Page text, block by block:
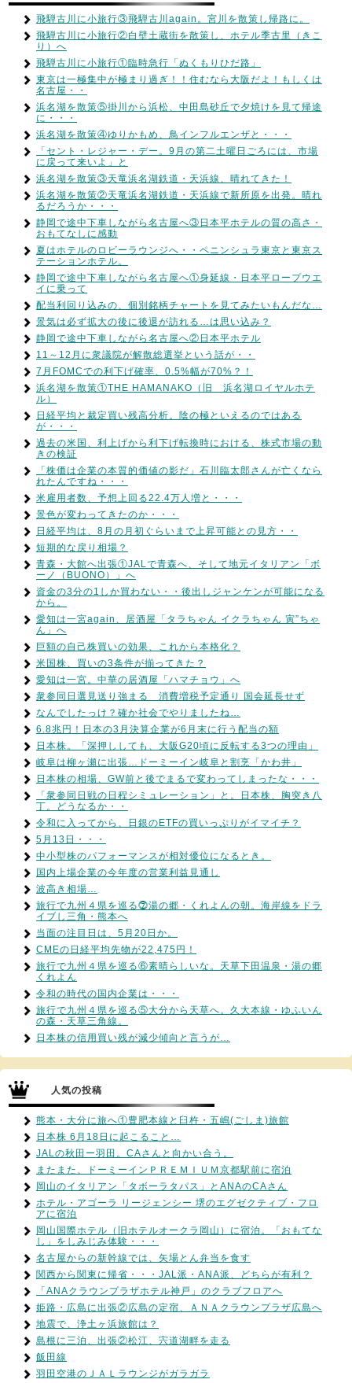
飛騨古川に小旅行③飛騨古川again。宮川を散策し帰路に。
飛騨古川に小旅行②白壁土蔵街を散策し、ホテル季古里（きこ
り）へ
飛騨古川に小旅行①臨時急行「ぬくもりひだ路」
東京は一極集中が極まり過ぎ！！住むなら大阪だよ！もしくは
名古屋・・
浜名湖を散策⑤掛川から浜松、中田島砂丘で夕焼けを見て帰途
に・・・
浜名湖を散策④ゆりかもめ、鳥インフルエンザと・・・
「セント・レジャー・デー。9月の第二土曜日ごろには、市場
に戻って来いよ」と
浜名湖を散策③天竜浜名湖鉄道・天浜線、晴れてきた！
浜名湖を散策②天竜浜名湖鉄道・天浜線で新所原を出発。晴れ
るだろうか・・・
静岡で途中下車しながら名古屋へ③日本平ホテルの質の高さ・
おもてなしに感動
夏はホテルのロビーラウンジへ・・ペニンシュラ東京と東京ス
テーションホテル。
静岡で途中下車しながら名古屋へ①身延線・日本平ロープウエ
イに乗って
配当利回り込みの、個別銘柄チャートを見てみたいもんだな…
景気は必ず拡大の後に後退が訪れる…は思い込み？
静岡で途中下車しながら名古屋へ②日本平ホテル
11～12月に衆議院が解散総選挙という話が・・
7月FOMCでの利下げ確率、0.5%幅が70%？！
浜名湖を散策①THE HAMANAKO（旧 浜名湖ロイヤルホテ
ル）
日経平均と裁定買い残高分析。陰の極といえるのではある
が・・・
過去の米国、利上げから利下げ転換時における、株式市場の動
きの検証
「株価は企業の本質的価値の影だ」石川臨太郎さんが亡くなら
れたんですね・・・
米雇用者数、予想上回る22.4万人増と・・・
景色が変わってきたのか・・・
日経平均は、8月の月初ぐらいまで上昇可能との見方・・
短期的な戻り相場？
青森・大館へ出張①JALで青森へ、そして地元イタリアン「ボ
ーノ（BUONO）」へ
資金の3分の1しか買わない・・後出しジャンケンが可能になる
から。
愛知は一宮again、居酒屋「タラちゃん イクラちゃん 寅”ちゃ
ん」へ
巨額の自己株買いの効果、これから本格化？
米国株、買いの3条件が揃ってきた？
愛知は一宮。中華の居酒屋「ハマチョウ」へ
衆参同日選見送り強まる 消費増税予定通り 国会延長せず
なんでしたっけ？確か社会でやりましたね…
6.8兆円！日本の3月決算企業が6月末に行う配当の額
日本株。「深押ししても、大阪G20頃に反転する3つの理由」
岐阜は柳ヶ瀬に出張…ドーミーイン岐阜と割烹「かわ井」
日本株の相場、GW前と後でまるで変わってしまったな・・・
「衆参同日戦の日程シミュレーション」と。日本株、胸突き八
丁。どうなるか・・
令和に入ってから、日銀のETFの買いっぷりがイマイチ？
5月13日・・・
中小型株のパフォーマンスが相対優位になるとき。
国内上場企業の今年度の営業利益見通し
波高き相場…
旅行で九州４県を巡る⓻湯の郷・くれよんの朝。海岸線をドラ
イブし三角・熊本へ
当面の注目日は、5月20日か。
CMEの日経平均先物が22,475円！
旅行で九州４県を巡る⑥素晴らしいな。天草下田温泉・湯の郷
くれよん
令和の時代の国内企業は・・・
旅行で九州４県を巡る⑤大分から天草へ。久大本線・ゆふいん
の森・天草三角線。
日本株の信用買い残が減少傾向と言うが…
人気の投稿
熊本・大分に旅へ①豊肥本線と臼杵・五嶋(ごしま)旅館
日本株 6月18日に起こること…
JALの秋田ー羽田。CAさんと向かい合う。
またまた、ドーミーインＰＲＥＭＩＵＭ京都駅前に宿泊
岡山のイタリアン「タボーラタパス」とANAのCAさん
ホテル・アゴーラ リージェンシー 堺のエグゼクティブ・フロ
アに宿泊
岡山国際ホテル（旧ホテルオークラ岡山）に宿泊。「おもてな
し」をしみじみ体験・・・
名古屋からの新幹線では、矢場とん弁当を食す
関西から関東に帰省・・・JAL派・ANA派、どちらが有利？
「ANAクラウンプラザホテル神戸」のクラブフロアへ
姫路・広島に出張②広島の定宿、ＡＮＡクラウンプラザ広島へ
地震で、浄土ヶ浜旅館は？
島根に三泊、出張②松江、宍道湖畔を走る
飯田線
羽田空港のＪＡＬラウンジがガラガラ